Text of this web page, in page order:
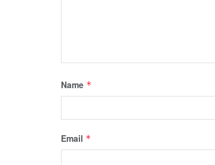
Name *
Email *